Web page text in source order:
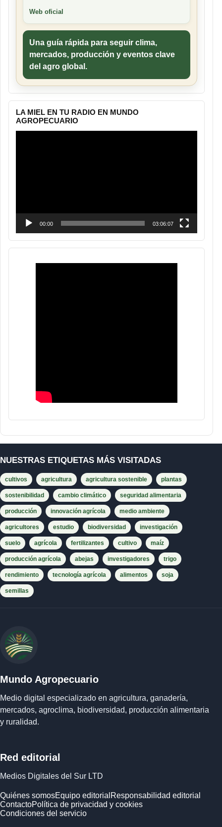
Web oficial
Una guía rápida para seguir clima,
mercados, producción y eventos clave
del agro global.
LA MIEL EN TU RADIO EN MUNDO
AGROPECUARIO
00:00 03:06:07
NUESTRAS ETIQUETAS MÁS VISITADAS
cultivos agricultura agricultura sostenible plantas
sostenibilidad cambio climático seguridad alimentaria
producción innovación agrícola medio ambiente
agricultores estudio biodiversidad investigación
suelo agrícola fertilizantes cultivo maíz
producción agrícola abejas investigadores trigo
rendimiento tecnología agrícola alimentos soja
semillas
Mundo Agropecuario
Medio digital especializado en agricultura, ganadería,
mercados, agroclima, biodiversidad, producción alimentaria
y ruralidad.
Red editorial
Medios Digitales del Sur LTD
Quiénes somosEquipo editorial Responsabilidad editorial
ContactoPolítica de privacidad y cookies
Condiciones del servicio